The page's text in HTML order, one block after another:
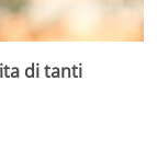
di tanti